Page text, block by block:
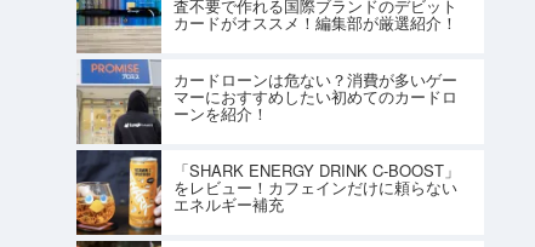
査不要で作れる国際ブランドのデビット
カードがオススメ！編集部が厳選紹介！
カードローンは危ない？消費が多いゲー
マーにおすすめしたい初めてのカードロ
ーンを紹介！
「SHARK ENERGY DRINK C-BOOST」
をレビュー！カフェインだけに頼らない
エネルギー補充